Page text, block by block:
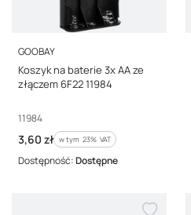
PRODUCENT
GOOBAY
Koszyk na baterie 3x AA ze
złączem 6F22 11984
Kod producenta
11984
Cena brutto
3,60 zł w tym %s VAT
w tym 23% VAT
Dostępność:Dostępne